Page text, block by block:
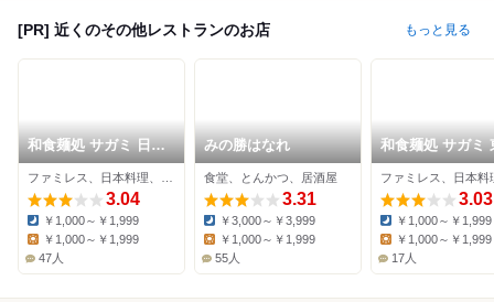
[PR] 近くのその他レストランのお店 もっと見る
和食麺処 サガミ 日進
店
3.04
Dinner:
￥1,000～￥1,999
Lunch:
￥1,000～￥1,999
47人
みの勝はなれ
食堂、とんかつ、居酒屋
3.31
Dinner:
￥3,000～￥3,999
Lunch:
￥1,000～￥1,999
55人
和食麺処 サガミ
店
3.03
Dinner:
￥1,000～￥1,999
Lunch:
￥1,000～￥1,999
17人